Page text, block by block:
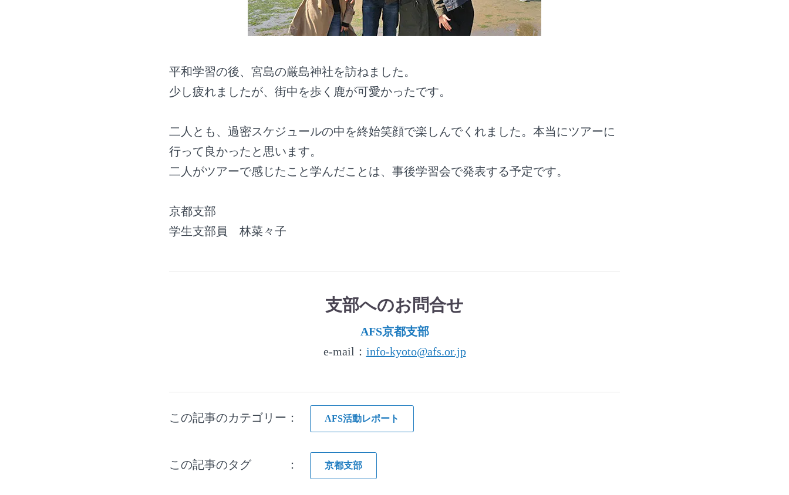
平和学習の後、宮島の厳島神社を訪ねました。
少し疲れましたが、街中を歩く鹿が可愛かったです。
二人とも、過密スケジュールの中を終始笑顔で楽しんでくれました。本当にツアーに
行って良かったと思います。
二人がツアーで感じたこと学んだことは、事後学習会で発表する予定です。
京都支部
学生支部員 林菜々子
支部へのお問合せ
AFS京都支部
e-mail： info-kyoto@afs.or.jp
この記事のカテゴリー： AFS活動レポート
この記事のタグ ： 京都支部